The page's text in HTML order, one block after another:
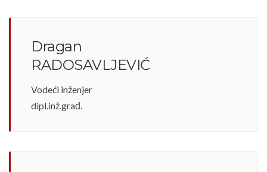
Dragan
RADOSAVLJEVIĆ
Vodeći inženjer
dipl.inž.građ.